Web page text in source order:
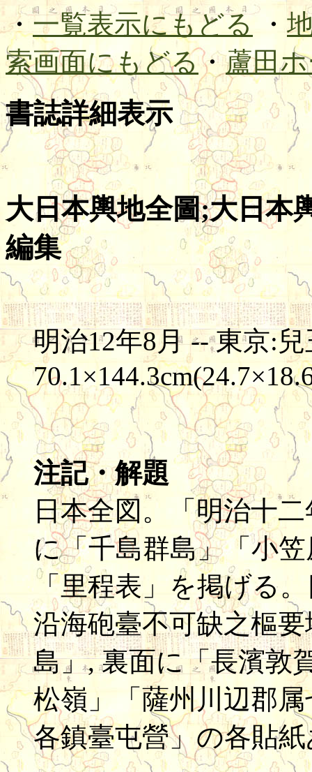
・一覧表示にもどる・
索画面にもどる・蘆田
書誌詳細表示
大日本輿地全圖;大日本
編集
明治12年8月 -- 東京:
注記・解題
日本全図。「明治十
に「千島群島」「小
「里程表」を掲げる
沿海砲臺不可缺之樞
島」, 裏面に「長濱敦
松嶺」「薩州川辺郡
各鎮臺屯營」の各貼